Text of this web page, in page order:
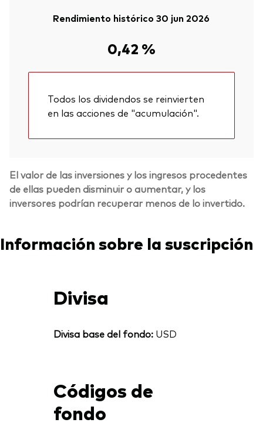
Rendimiento histórico 30 jun 2026
0,42 %
Todos los dividendos se reinvierten
en las acciones de "acumulación".
El valor de las inversiones y los ingresos procedentes
de ellas pueden disminuir o aumentar, y los
inversores podrían recuperar menos de lo invertido.
Información sobre la suscripción
Divisa
Divisa base del fondo:USD
Códigos de
fondo